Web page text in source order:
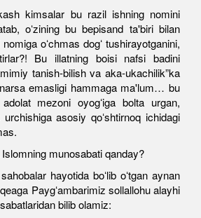
kimsalar bu razil ishning nomini
oʻzining bu bepisand ta'biri bilan
oʻchmas dogʻ tushirayotganini,
Bu illatning boisi nafsi badini
tanish-bilish va aka-ukachilik”ka
narsa emasligi hammaga ma'lum… bu
mezoni oyogʻiga bolta urgan,
asosiy qoʻshtirnoq ichidagi
munosabati qanday?
hayotida boʻlib oʻtgan aynan
Paygʻambarimiz sollallohu alayhi
bilib olamiz: